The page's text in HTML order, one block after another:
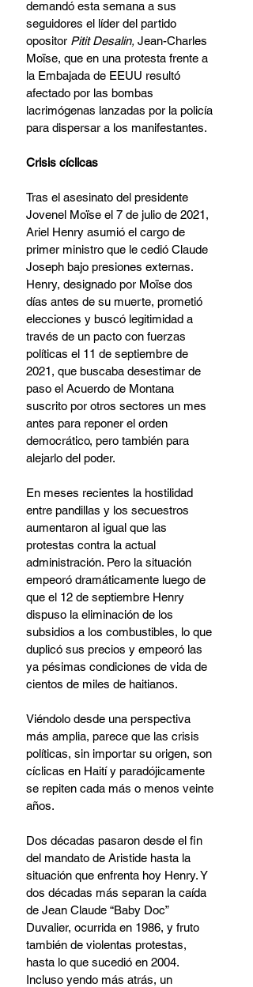
demandó esta semana a sus
seguidores el líder del partido
opositor Pitit Desalin, Jean-Charles
Moïse, que en una protesta frente a
la Embajada de EEUU resultó
afectado por las bombas
lacrimógenas lanzadas por la policía
para dispersar a los manifestantes.
Crisis cíclicas
Tras el asesinato del presidente
Jovenel Moïse el 7 de julio de 2021,
Ariel Henry asumió el cargo de
primer ministro que le cedió Claude
Joseph bajo presiones externas.
Henry, designado por Moïse dos
días antes de su muerte, prometió
elecciones y buscó legitimidad a
través de un pacto con fuerzas
políticas el 11 de septiembre de
2021, que buscaba desestimar de
paso el Acuerdo de Montana
suscrito por otros sectores un mes
antes para reponer el orden
democrático, pero también para
alejarlo del poder.
En meses recientes la hostilidad
entre pandillas y los secuestros
aumentaron al igual que las
protestas contra la actual
administración. Pero la situación
empeoró dramáticamente luego de
que el 12 de septiembre Henry
dispuso la eliminación de los
subsidios a los combustibles, lo que
duplicó sus precios y empeoró las
ya pésimas condiciones de vida de
cientos de miles de haitianos.
Viéndolo desde una perspectiva
más amplia, parece que las crisis
políticas, sin importar su origen, son
cíclicas en Haití y paradójicamente
se repiten cada más o menos veinte
años.
Dos décadas pasaron desde el fin
del mandato de Aristide hasta la
situación que enfrenta hoy Henry. Y
dos décadas más separan la caída
de Jean Claude “Baby Doc”
Duvalier, ocurrida en 1986, y fruto
también de violentas protestas,
hasta lo que sucedió en 2004.
Incluso yendo más atrás, un